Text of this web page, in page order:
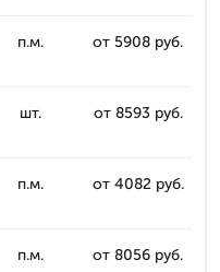
п.м. от 5908 руб.
шт. от 8593 руб.
п.м. от 4082 руб.
п.м. от 8056 руб.